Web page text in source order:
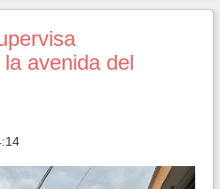
avenida del